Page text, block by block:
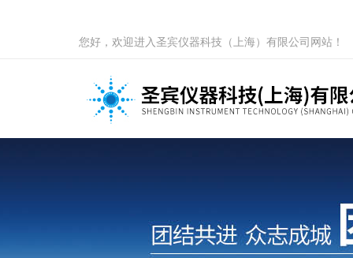
您好，欢迎进入圣宾仪器科技（上海）有限公司网站！